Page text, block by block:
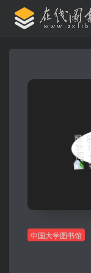
中国大学图书馆